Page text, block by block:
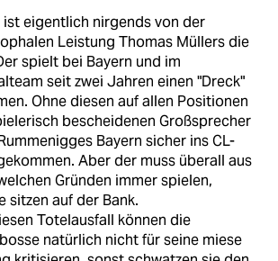
ist eigentlich nirgends von der
Leistung Thomas Müllers die
spielt bei Bayern und im
seit zwei Jahren einen "Dreck"
Ohne diesen auf allen Positionen
bescheidenen Großsprecher
Bayern sicher ins CL-
Aber der muss überall aus
Gründen immer spielen,
sitzen auf der Bank.
Totelausfall können die
natürlich nicht für seine miese